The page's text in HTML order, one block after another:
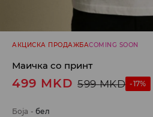
АКЦИСКА ПРОДАЖБАCOMING SOON
Маичка со принт
499 MKD 599 MKD -17%
Боја -бел